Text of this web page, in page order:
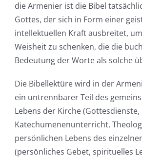
die Armenier ist die Bibel
Gottes, der sich in Form einer
intellektuellen Kraft ausbreitet,
Weisheit zu schenken, die die
Bedeutung der Worte als solche
Die Bibellektüre wird in der
ein untrennbarer Teil des
Lebens der Kirche (Gottesdienste,
Katechumenenunterricht,
persönlichen Lebens des
(persönliches Gebet, spirituelles